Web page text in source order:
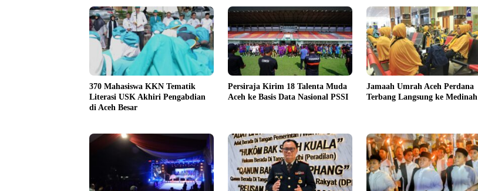
370 Mahasiswa KKN Tematik
Literasi USK Akhiri Pengabdian
di Aceh Besar
Persiraja Kirim 18 Talenta Muda
Aceh ke Basis Data Nasional PSSI
Jamaah Umrah Aceh Perdana
Terbang Langsung ke Medinah